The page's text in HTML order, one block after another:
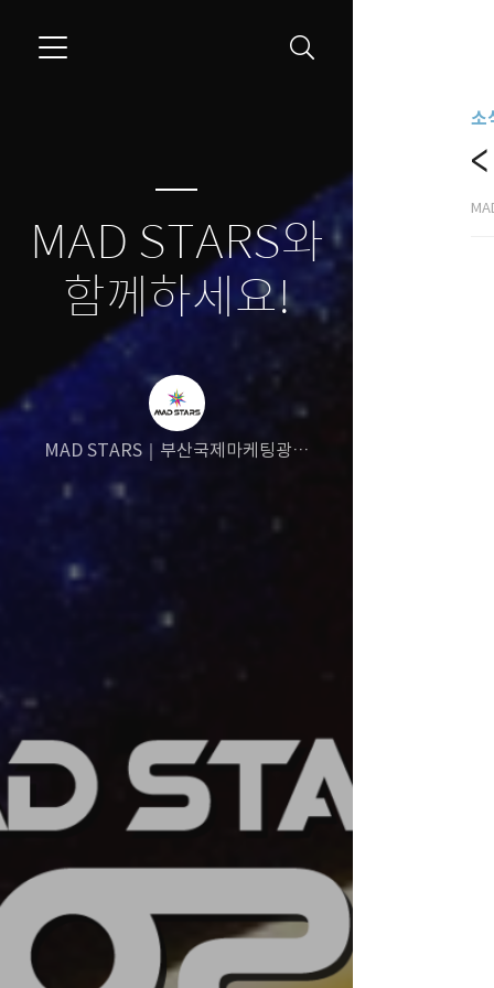
MAD STARS와
함께하세요!
MAD STARS｜부산국제마케팅광고
소